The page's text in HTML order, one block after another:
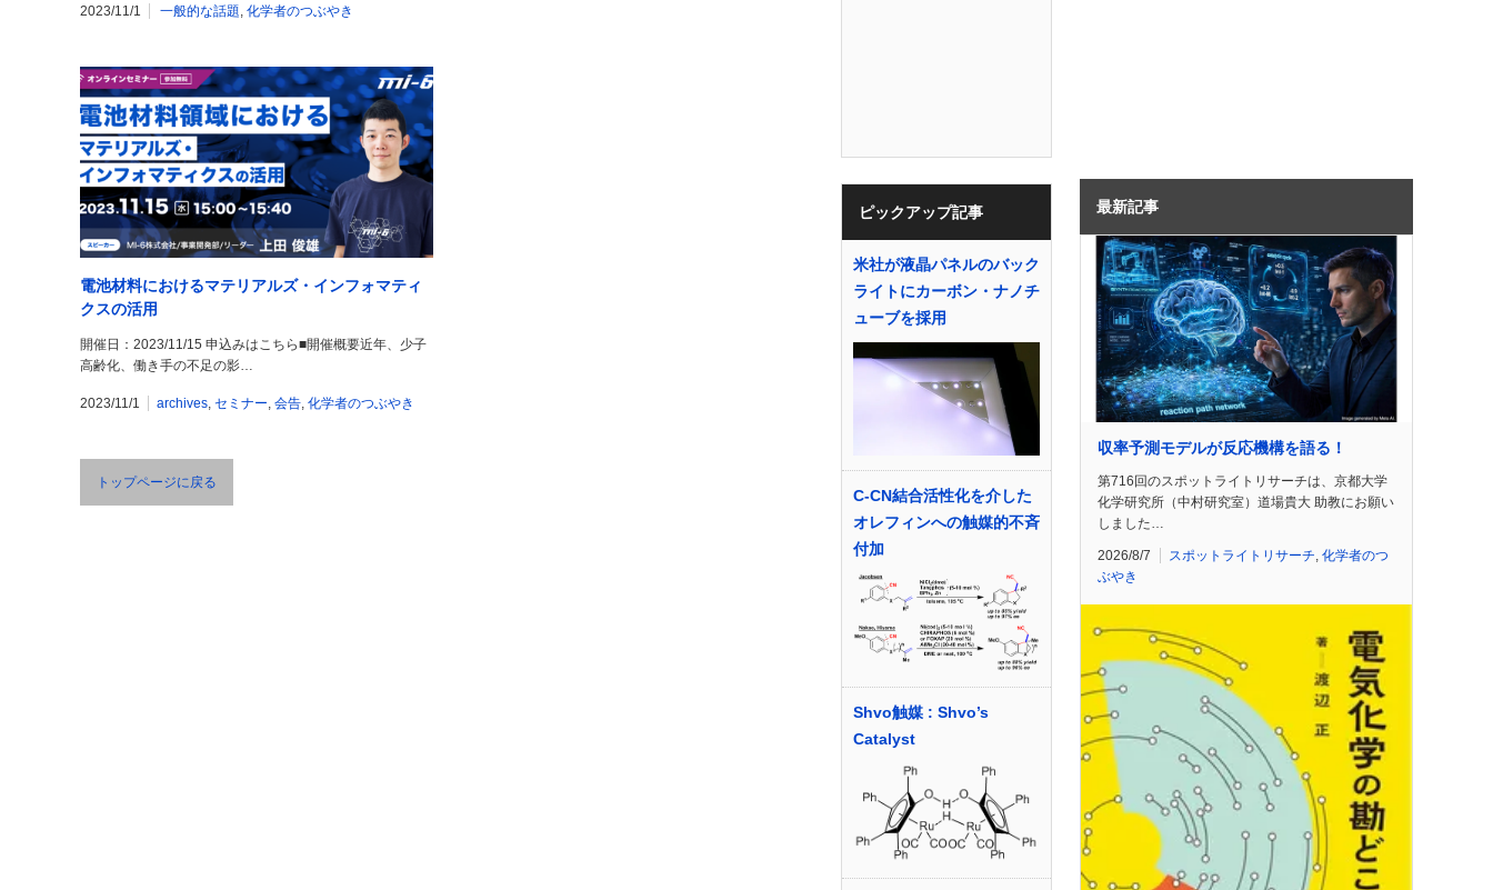
2023/11/1 一般的な話題, 化学者のつぶやき
電池材料におけるマテリアルズ・インフォマティ
クスの活用
開催日：2023/11/15 申込みはこちら■開催概要近年、少子
高齢化、働き手の不足の影…
2023/11/1 archives, セミナー, 会告, 化学者のつぶやき
トップページに戻る
ピックアップ記事
米社が液晶パネルのバック
ライトにカーボン・ナノチ
ューブを採用
C-CN結合活性化を介した
オレフィンへの触媒的不斉
付加
Shvo触媒 : Shvo’s
Catalyst
最新記事
収率予測モデルが反応機構を語る！
第716回のスポットライトリサーチは、京都大学
化学研究所（中村研究室）道場貴大 助教にお願い
しました…
2026/8/7 スポットライトリサーチ 化学者のつ
ぶやき